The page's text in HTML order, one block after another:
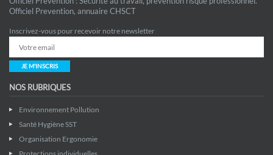
Officiel Prevention, annuaire CHSCT
Inscrivez-vous pour recevoir notre newsletter
JE M'INSCRIS
NOS RUBRIQUES
Environnement Pollution
Santé Hygiène SST
Organisation Ergonomie